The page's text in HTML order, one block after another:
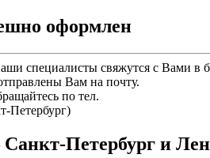
оформлен
специалисты свяжутся с Вами в
Вам на почту.
по тел.
Петербург)
Санкт-Петербург и